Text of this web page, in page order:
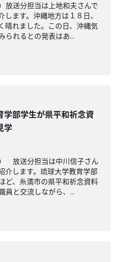
放送分担当は上地和夫さんで
ます。沖縄地方は１８日、
晴れました。この日、沖縄気
られるとの発表はあ...
学部学生が県平和祈念資
学
放送分担当は中川信子さん
介します。琉球大学教育学部
ど、糸満市の県平和祈念資料
員と交流しながら、...